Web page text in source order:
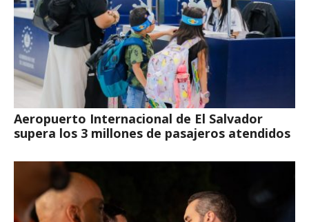
Aeropuerto Internacional de El Salvador
supera los 3 millones de pasajeros atendidos